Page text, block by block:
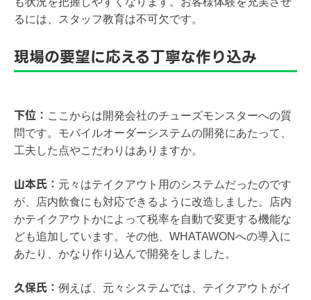
るには、スタッフ教育は不可欠です。
現場の要望に応える丁寧な作り込み
下位： ここからは開発会社のチューズモンスターへの質
問です。モバイルオーダーシステムの開発にあたって、
工夫した点やこだわりはありますか。
山本氏： 元々はテイクアウト用のシステムだったのです
が、店内飲食にも対応できるように改造しました。店内
かテイクアウトかによって税率を自動で変更する機能な
ども追加しています。その他、WHATAWONへの導入に
あたり、かなり作り込んで開発をしました。
久保氏： 例えば、元々システムでは、テイクアウトがイ